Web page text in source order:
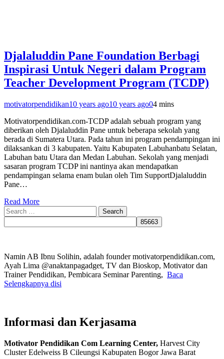
Djalaluddin Pane Foundation Berbagi
Inspirasi Untuk Negeri dalam Program
Teacher Development Program (TCDP)
motivatorpendidikan10 years ago10 years ago04 mins
Motivatorpendidikan.com-TCDP adalah sebuah program yang
diberikan oleh Djalaluddin Pane untuk beberapa sekolah yang
berada di Sumatera Utara. Pada tahun ini program pendampingan ini
dilaksankan di 3 kabupaten. Yaitu Kabupaten Labuhanbatu Selatan,
Labuhan batu Utara dan Medan Labuhan. Sekolah yang menjadi
sasaran program TCDP ini nantinya akan mendapatkan
pendampingan selama enam bulan oleh Tim SupportDjalaluddin
Pane…
Read More
Search
for:
Namin AB Ibnu Solihin, adalah founder motivatorpendidikan.com,
Ayah Lima @anaktanpagadget, TV dan Bioskop, Motivator dan
Trainer Pendidikan, Pembicara Seminar Parenting, Baca
Selengkapnya disi
Informasi dan Kerjasama
Motivator Pendidikan Com Learning Center, Harvest City
Cluster Edelweiss B Cileungsi Kabupaten Bogor Jawa Barat